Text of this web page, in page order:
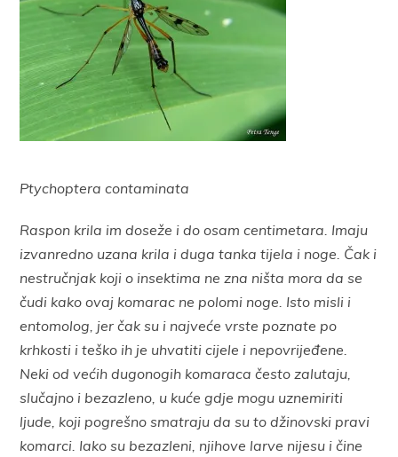
Ptychoptera contaminata
Raspon krila im doseže i do osam centimetara. Imaju
izvanredno uzana krila i duga tanka tijela i noge. Čak i
nestručnjak koji o insektima ne zna ništa mora da se
čudi kako ovaj komarac ne polomi noge. Isto misli i
entomolog, jer čak su i najveće vrste poznate po
krhkosti i teško ih je uhvatiti cijele i nepovrijeđene.
Neki od većih dugonogih komaraca često zalutaju,
slučajno i bezazleno, u kuće gdje mogu uznemiriti
ljude, koji pogrešno smatraju da su to džinovski pravi
komarci. Iako su bezazleni, njihove larve nijesu i čine